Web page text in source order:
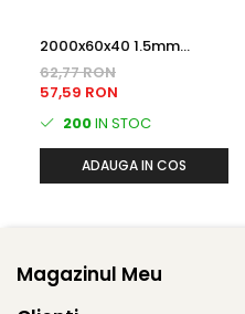
2000x60x40 1.5mm
Prezincat STALP GARD
62,77 RON
57,59 RON
200IN STOC
ADAUGA IN COS
Magazinul Meu